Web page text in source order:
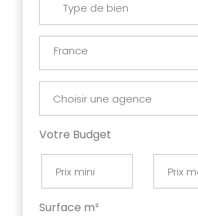
Type de bien
France
Votre Budget
Surface m²